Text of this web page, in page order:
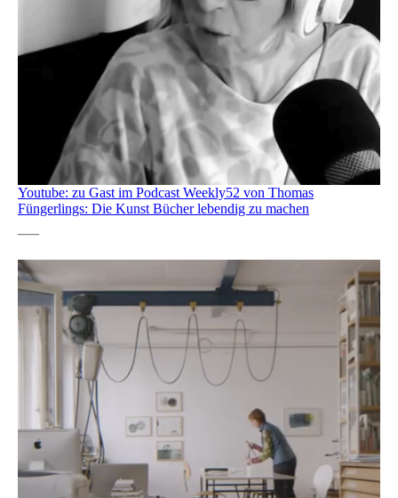
Youtube: zu Gast im Podcast Weekly52 von Thomas
Füngerlings: Die Kunst Bücher lebendig zu machen
—